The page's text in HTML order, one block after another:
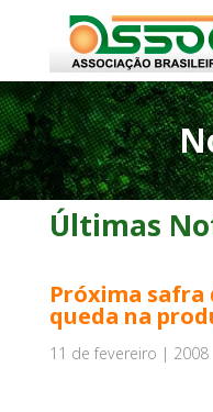
Últimas
Próxima
queda na
11 de fevereiro | 2008